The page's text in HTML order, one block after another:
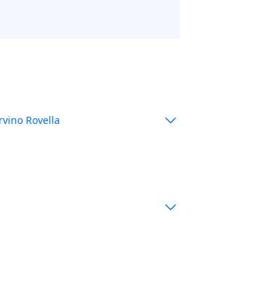
Rovella